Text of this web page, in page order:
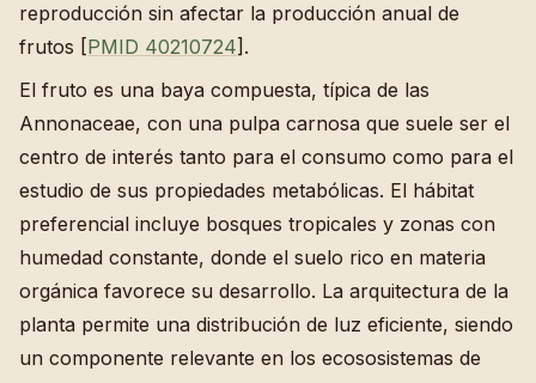
reproducción sin afectar la producción anual de
frutos [PMID 40210724].
El fruto es una baya compuesta, típica de las
Annonaceae, con una pulpa carnosa que suele ser el
centro de interés tanto para el consumo como para el
estudio de sus propiedades metabólicas. El hábitat
preferencial incluye bosques tropicales y zonas con
humedad constante, donde el suelo rico en materia
orgánica favorece su desarrollo. La arquitectura de la
planta permite una distribución de luz eficiente, siendo
un componente relevante en los ecososistemas de